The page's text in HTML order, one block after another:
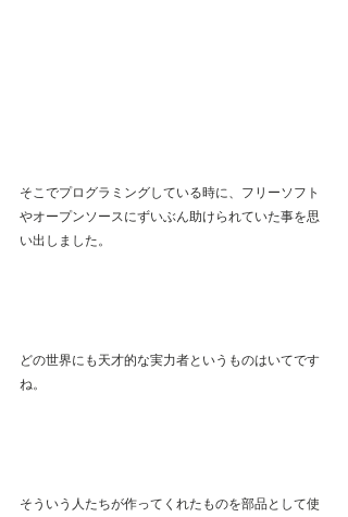
そこでプログラミングしている時に、フリーソフト
やオープンソースにずいぶん助けられていた事を思
い出しました。
どの世界にも天才的な実力者というものはいてです
ね。
そういう人たちが作ってくれたものを部品として使